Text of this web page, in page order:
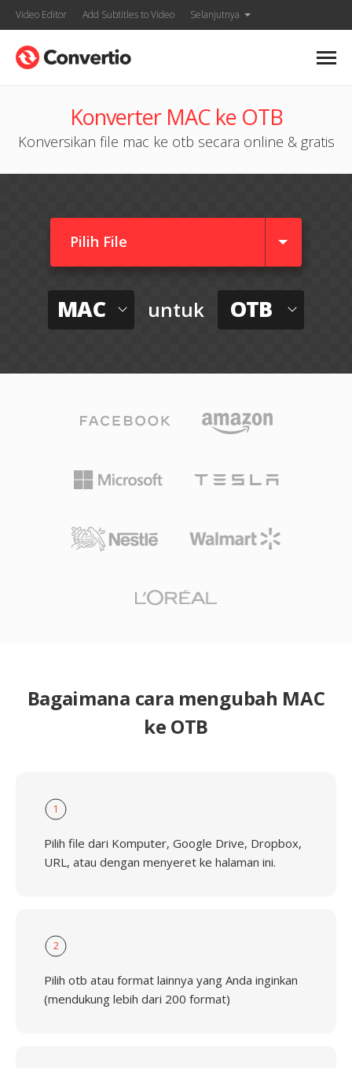
Video Editor Add Subtitles to Video Selanjutnya
Konverter MAC ke OTB
Konversikan file mac ke otb secara online & gratis
Pilih File
MAC untuk OTB
Bagaimana cara mengubah MAC
ke OTB
1
Pilih file dari Komputer, Google Drive, Dropbox,
URL, atau dengan menyeret ke halaman ini.
2
Pilih otb atau format lainnya yang Anda inginkan
(mendukung lebih dari 200 format)